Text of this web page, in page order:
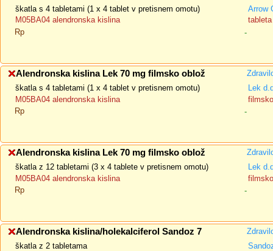
škatla s 4 tabletami (1 x 4 tablet v pretisnem omotu)
Arrow
M05BA04 alendronska kislina
tableta
Rp
-
Alendronska kislina Lek 70 mg filmsko oblož
škatla s 4 tabletami (1 x 4 tablet v pretisnem omotu)
Lek
M05BA04 alendronska kislina
Rp
-
Alendronska kislina Lek 70 mg filmsko oblož
škatla z 12 tabletami (3 x 4 tablete v pretisnem omotu)
Lek
M05BA04 alendronska kislina
Rp
-
Alendronska kislina/holekalciferol Sandoz 7
škatla z 2 tabletama